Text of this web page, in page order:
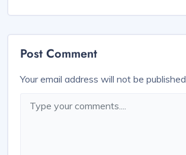
Post Comment
Your email address will not be published.